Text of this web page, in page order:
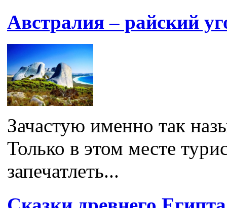
Австралия – райский
Зачастую именно так
Только в этом месте
запечатлеть...